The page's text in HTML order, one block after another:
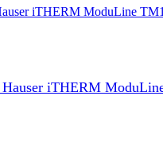
Hauser iTHERM